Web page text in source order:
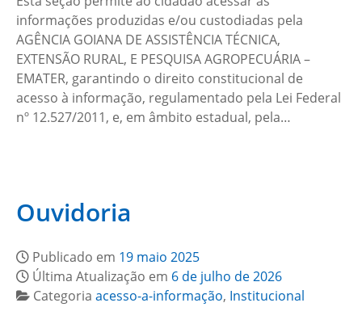
informações produzidas e/ou custodiadas pela
AGÊNCIA GOIANA DE ASSISTÊNCIA TÉCNICA,
EXTENSÃO RURAL, E PESQUISA AGROPECUÁRIA –
EMATER, garantindo o direito constitucional de
acesso à informação, regulamentado pela Lei Federal
nº 12.527/2011, e, em âmbito estadual, pela…
Ouvidoria
Publicado em 19 maio 2025
Última Atualização em 6 de julho de 2026
Categoria acesso-a-informação, Institucional